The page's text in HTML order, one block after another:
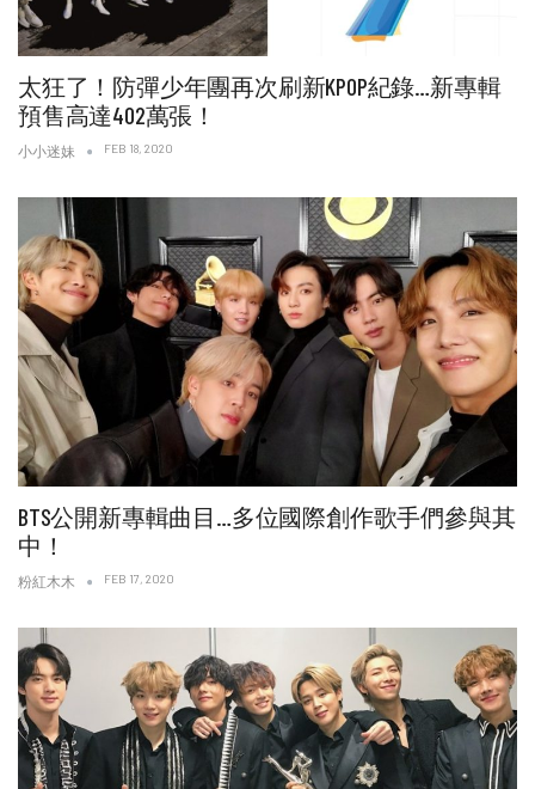
太狂了！防彈少年團再次刷新KPOP紀錄…新專輯
預售高達402萬張！
小小迷妹 FEB 18, 2020
BTS公開新專輯曲目…多位國際創作歌手們參與其
中！
粉紅木木 FEB 17, 2020